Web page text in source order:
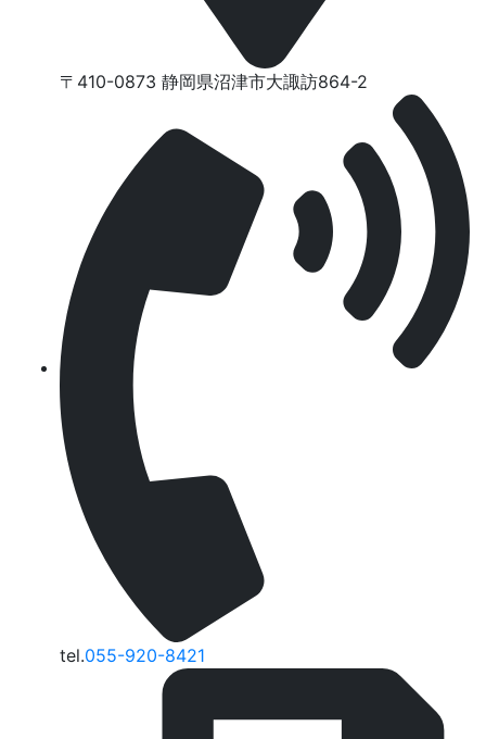
〒410-0873 静岡県沼津市⼤諏訪864-2
tel.055-920-8421